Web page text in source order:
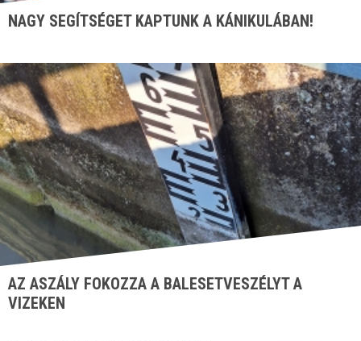
NAGY SEGÍTSÉGET KAPTUNK A KÁNIKULÁBAN!
AZ ASZÁLY FOKOZZA A BALESETVESZÉLYT A
VIZEKEN